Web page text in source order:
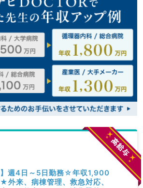
】週4日～5日勤務☆年収1,900
来、病棟管理、救急対応、